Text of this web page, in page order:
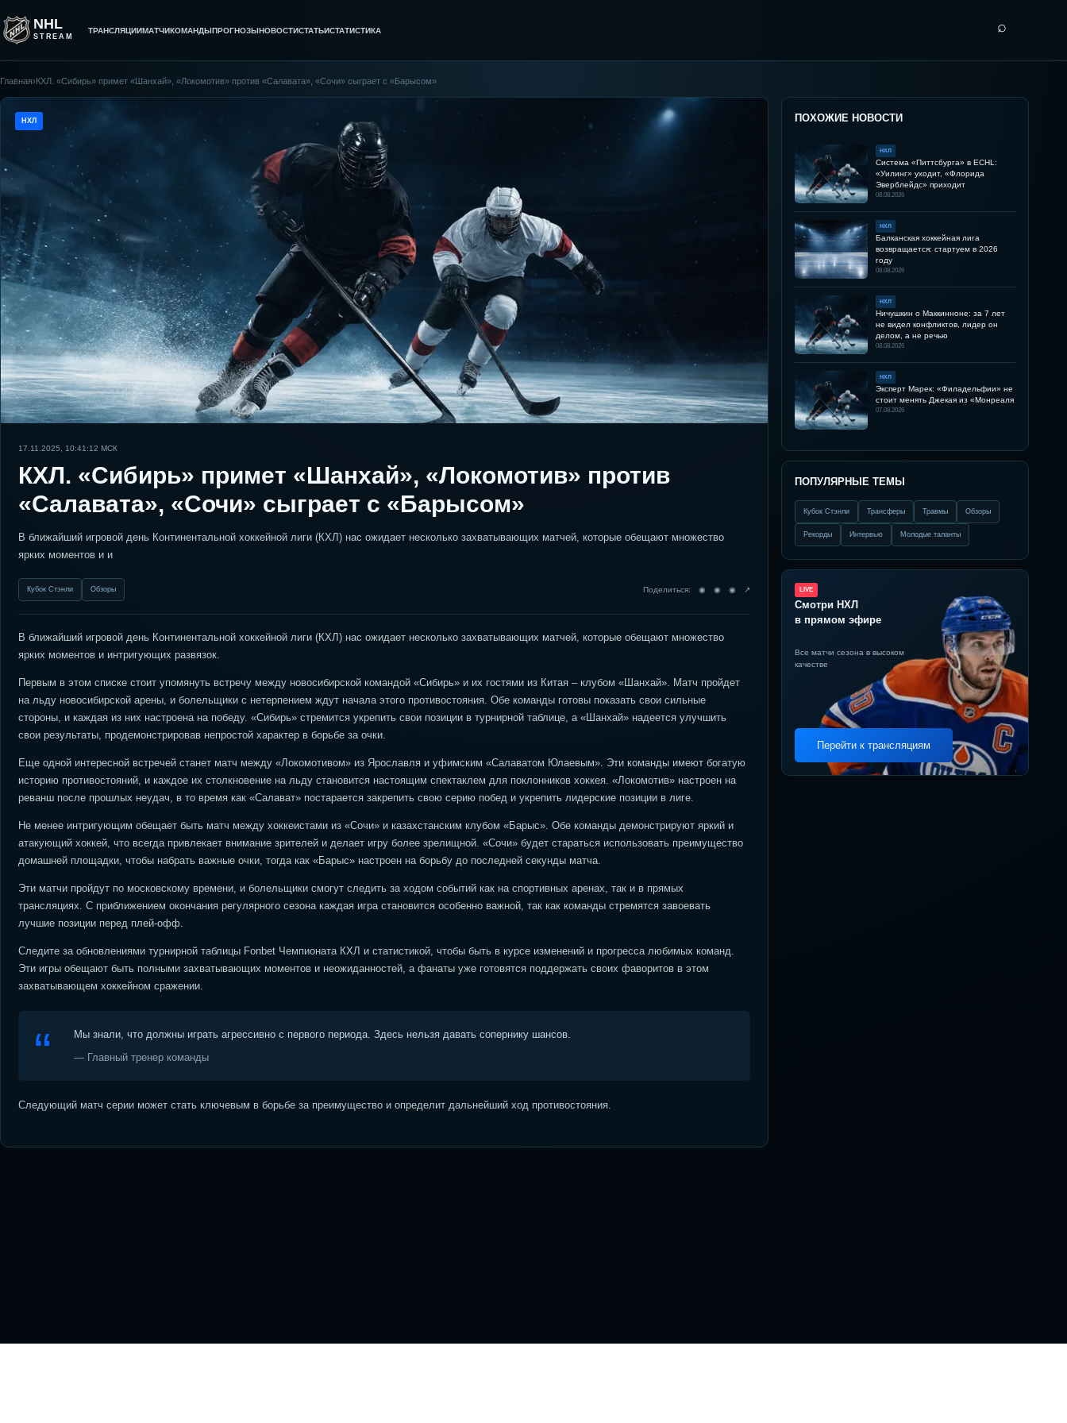
NHL
STREAM
ТРАНСЛЯЦИИМАТЧИКОМАНДЫПРОГНОЗЫНОВОСТИСТАТЬИСТАТИСТИКА ⌕
Главная›КХЛ. «Сибирь» примет «Шанхай», «Локомотив» против «Салавата», «Сочи» сыграет с «Барысом»
НХЛ
17.11.2025, 10:41:12 МСК
КХЛ. «Сибирь» примет «Шанхай», «Локомотив» против
«Салавата», «Сочи» сыграет с «Барысом»
В ближайший игровой день Континентальной хоккейной лиги (КХЛ) нас ожидает несколько захватывающих матчей, которые обещают множество
ярких моментов и и
Кубок Стэнли Обзоры Поделиться: ◉ ◉ ◉ ↗
В ближайший игровой день Континентальной хоккейной лиги (КХЛ) нас ожидает несколько захватывающих матчей, которые обещают множество
ярких моментов и интригующих развязок.
Первым в этом списке стоит упомянуть встречу между новосибирской командой «Сибирь» и их гостями из Китая – клубом «Шанхай». Матч пройдет
на льду новосибирской арены, и болельщики с нетерпением ждут начала этого противостояния. Обе команды готовы показать свои сильные
стороны, и каждая из них настроена на победу. «Сибирь» стремится укрепить свои позиции в турнирной таблице, а «Шанхай» надеется улучшить
свои результаты, продемонстрировав непростой характер в борьбе за очки.
Еще одной интересной встречей станет матч между «Локомотивом» из Ярославля и уфимским «Салаватом Юлаевым». Эти команды имеют богатую
историю противостояний, и каждое их столкновение на льду становится настоящим спектаклем для поклонников хоккея. «Локомотив» настроен на
реванш после прошлых неудач, в то время как «Салават» постарается закрепить свою серию побед и укрепить лидерские позиции в лиге.
Не менее интригующим обещает быть матч между хоккеистами из «Сочи» и казахстанским клубом «Барыс». Обе команды демонстрируют яркий и
атакующий хоккей, что всегда привлекает внимание зрителей и делает игру более зрелищной. «Сочи» будет стараться использовать преимущество
домашней площадки, чтобы набрать важные очки, тогда как «Барыс» настроен на борьбу до последней секунды матча.
Эти матчи пройдут по московскому времени, и болельщики смогут следить за ходом событий как на спортивных аренах, так и в прямых
трансляциях. С приближением окончания регулярного сезона каждая игра становится особенно важной, так как команды стремятся завоевать
лучшие позиции перед плей-офф.
Следите за обновлениями турнирной таблицы Fonbet Чемпионата КХЛ и статистикой, чтобы быть в курсе изменений и прогресса любимых команд.
Эти игры обещают быть полными захватывающих моментов и неожиданностей, а фанаты уже готовятся поддержать своих фаворитов в этом
захватывающем хоккейном сражении.
Мы знали, что должны играть агрессивно с первого периода. Здесь нельзя давать сопернику шансов.
— Главный тренер команды
Следующий матч серии может стать ключевым в борьбе за преимущество и определит дальнейший ход противостояния.
ПОХОЖИЕ НОВОСТИ
НХЛ
Система «Питтсбурга» в ECHL:
«Уилинг» уходит, «Флорида
Эверблейдс» приходит
08.08.2026
НХЛ
Балканская хоккейная лига
возвращается: стартуем в 2026
году
08.08.2026
НХЛ
Ничушкин о Маккинноне: за 7 лет
не видел конфликтов, лидер он
делом, а не речью
08.08.2026
НХЛ
Эксперт Марек: «Филадельфии» не
стоит менять Джекая из «Монреаля
07.08.2026
ПОПУЛЯРНЫЕ ТЕМЫ
Кубок Стэнли Трансферы Травмы Обзоры
Рекорды Интервью Молодые таланты
LIVE
Смотри НХЛ
в прямом эфире
Все матчи сезона в высоком
качестве
Перейти к трансляциям